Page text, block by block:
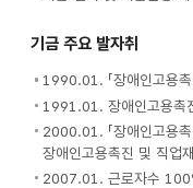
기금 주요 발자취
1990.01. 「장애인고용촉
1991.01. 장애인고용촉
2000.01. 「장애인고용촉
장애인고용촉진 및 직업
2007.01. 근로자수 100